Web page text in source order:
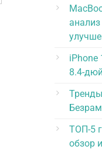
iPhone
8.4-
ТОП-5
обзор